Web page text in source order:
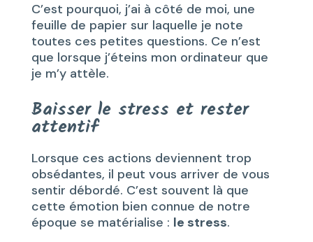
C’est pourquoi, j’ai à côté de moi, une
feuille de papier sur laquelle je note
toutes ces petites questions. Ce n’est
que lorsque j’éteins mon ordinateur que
je m’y attèle.
Baisser le stress et rester
attentif
Lorsque ces actions deviennent trop
obsédantes, il peut vous arriver de vous
sentir débordé. C’est souvent là que
cette émotion bien connue de notre
époque se matérialise : le stress.